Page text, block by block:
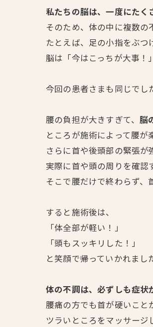
私たちの脳は、一度にたく
そのため、体の中に複数の
たとえば、足の小指をぶつ
脳は「今はこっちが大事！
今回の患者さまも同じでし
腰の負担が大きすぎて、脳
ところが施術によって腰が
さらに首や後頭部の緊張が
実際に首や頭の周りを確認
そこで腰だけで終わらず、
すると施術後は、
「体全部が軽い！」
「頭もスッキリした！」
と笑顔で帰っていかれまし
体の不調は、必ずしも症状
腰痛の方でも首が硬いこと
ツラいところをマッサージ